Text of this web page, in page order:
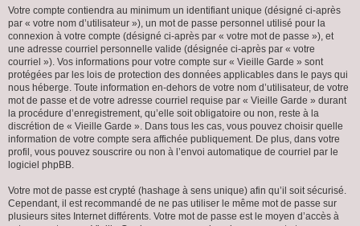
Votre compte contiendra au minimum un identifiant unique (désigné ci-après
par « votre nom d’utilisateur »), un mot de passe personnel utilisé pour la
connexion à votre compte (désigné ci-après par « votre mot de passe »), et
une adresse courriel personnelle valide (désignée ci-après par « votre
courriel »). Vos informations pour votre compte sur « Vieille Garde » sont
protégées par les lois de protection des données applicables dans le pays qui
nous héberge. Toute information en-dehors de votre nom d’utilisateur, de votre
mot de passe et de votre adresse courriel requise par « Vieille Garde » durant
la procédure d’enregistrement, qu’elle soit obligatoire ou non, reste à la
discrétion de « Vieille Garde ». Dans tous les cas, vous pouvez choisir quelle
information de votre compte sera affichée publiquement. De plus, dans votre
profil, vous pouvez souscrire ou non à l’envoi automatique de courriel par le
logiciel phpBB.
Votre mot de passe est crypté (hashage à sens unique) afin qu’il soit sécurisé.
Cependant, il est recommandé de ne pas utiliser le même mot de passe sur
plusieurs sites Internet différents. Votre mot de passe est le moyen d’accès à